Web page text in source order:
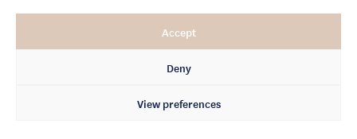
Accept
Deny
View preferences
MENTIONS LÉGALES
CRÉDITS
POLITIQUE DE CONFIDENTIALITÉ
ARCHIVES NEWSLETTER